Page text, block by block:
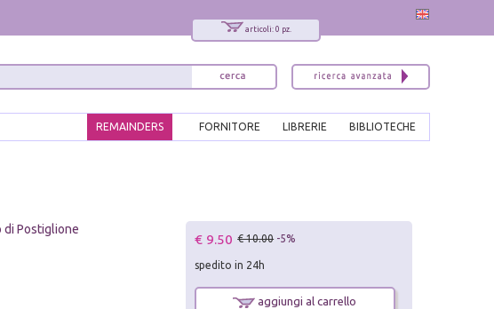
articoli: 0 pz.
BIBLIOTECHE
LIBRERIE
FORNITORE
REMAINDERS
di Postiglione
€ 9.50 € 10.00 -5%
spedito in 24h
aggiungi al carrello